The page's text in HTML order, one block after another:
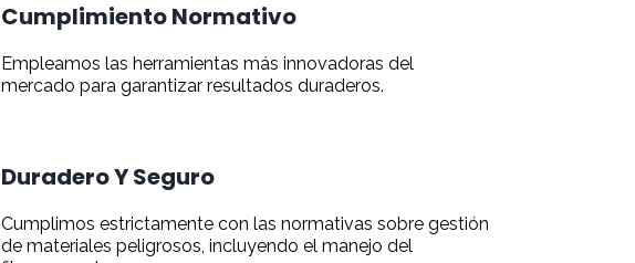
Cumplimiento Normativo
Empleamos las herramientas más innovadoras del
mercado para garantizar resultados duraderos.
Duradero Y Seguro
Cumplimos estrictamente con las normativas sobre gestión
de materiales peligrosos, incluyendo el manejo del